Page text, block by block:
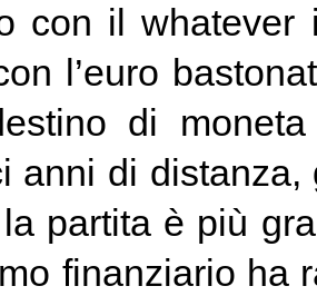
con il whatever
l’euro
di
anni di
partita è più
finanziario ha